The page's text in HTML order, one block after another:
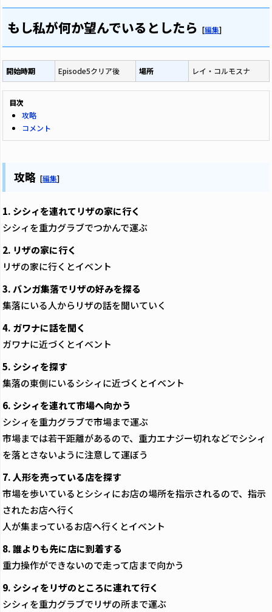
もし私が何か望んでいるとしたら [編集]
開始時期 Episode5クリア後 場所 レイ・コルモスナ
目次
攻略
コメント
攻略 [編集]
1. シシィを連れてリザの家に行く
シシィを重力グラブでつかんで運ぶ
2. リザの家に行く
リザの家に行くとイベント
3. バンガ集落でリザの好みを探る
集落にいる人からリザの話を聞いていく
4. ガワナに話を聞く
ガワナに近づくとイベント
5. シシィを探す
集落の東側にいるシシィに近づくとイベント
6. シシィを連れて市場へ向かう
シシィを重力グラブで市場まで運ぶ
市場までは若干距離があるので、重力エナジー切れなどでシシィ
を落とさないように注意して運ぼう
7. 人形を売っている店を探す
市場を歩いているとシシィにお店の場所を指示されるので、指示
されたお店へ行く
人が集まっているお店へ行くとイベント
8. 誰よりも先に店に到着する
重力操作ができないので走って店まで向かう
9. シシィをリザのところに連れて行く
シシィを重力グラブでリザの所まで運ぶ